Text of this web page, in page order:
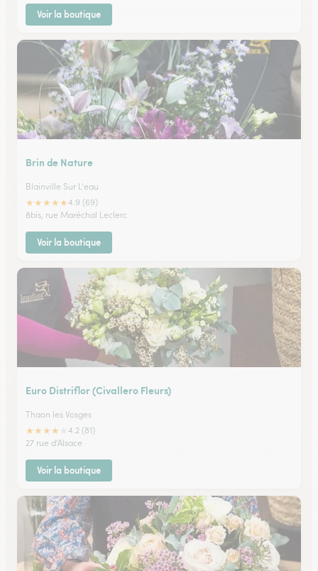
Voir la boutique
Brin de Nature
Blainville Sur L'eau
★★★★★4.9 (69)
8bis, rue Maréchal Leclerc
Voir la boutique
Euro Distriflor (Civallero Fleurs)
Thaon les Vosges
★★★★
4.2 (81)
27 rue d'Alsace
Voir la boutique